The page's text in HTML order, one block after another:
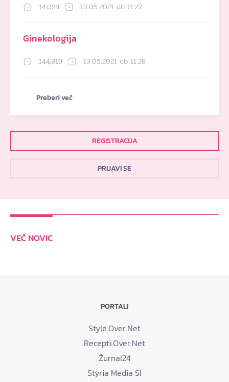
14,028 13.05.2021 ob 11:27
Ginekologija
144,819 13.05.2021 ob 11:28
Preberi več
REGISTRACIJA
PRIJAVI SE
VEČ NOVIC
PORTALI
Style.Over.Net
Recepti.Over.Net
Žurnal24
Styria Media SI